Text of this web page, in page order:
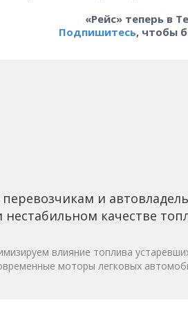
«Рейс» теперь в
Подпишитесь, чтобы
перевозчикам и
нестабильном качестве
влияние топлива
моторы легковых